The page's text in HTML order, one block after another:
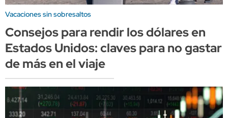
Vacaciones sin sobresaltos
Consejos para rendir los dólares en
Estados Unidos: claves para no gastar
de más en el viaje